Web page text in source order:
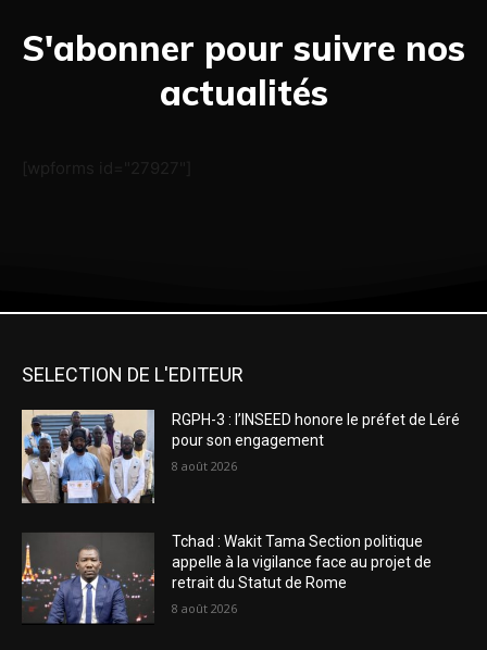
S'abonner pour suivre nos
actualités
[wpforms id="27927"]
SELECTION DE L'EDITEUR
RGPH-3 : l’INSEED honore le préfet de Léré
pour son engagement
8 août 2026
Tchad : Wakit Tama Section politique
appelle à la vigilance face au projet de
retrait du Statut de Rome
8 août 2026